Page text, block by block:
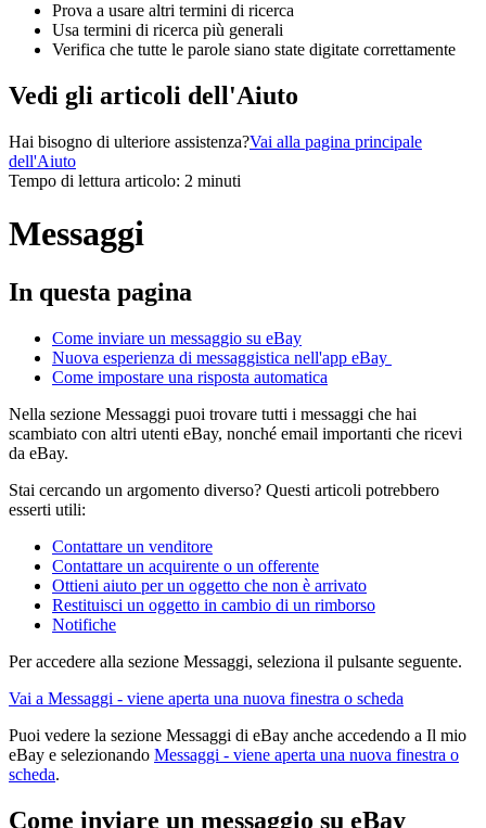
Prova a usare altri termini di ricerca
Usa termini di ricerca più generali
Verifica che tutte le parole siano state digitate correttamente
Vedi gli articoli dell'Aiuto
Hai bisogno di ulteriore assistenza?Vai alla pagina principale
dell'Aiuto
Tempo di lettura articolo: 2 minuti
Messaggi
In questa pagina
Come inviare un messaggio su eBay
Nuova esperienza di messaggistica nell'app eBay
Come impostare una risposta automatica
Nella sezione Messaggi puoi trovare tutti i messaggi che hai
scambiato con altri utenti eBay, nonché email importanti che ricevi
da eBay.
Stai cercando un argomento diverso? Questi articoli potrebbero
esserti utili:
Contattare un venditore
Contattare un acquirente o un offerente
Ottieni aiuto per un oggetto che non è arrivato
Restituisci un oggetto in cambio di un rimborso
Notifiche
Per accedere alla sezione Messaggi, seleziona il pulsante seguente.
Vai a Messaggi - viene aperta una nuova finestra o scheda
Puoi vedere la sezione Messaggi di eBay anche accedendo a Il mio
eBay e selezionando Messaggi - viene aperta una nuova finestra o
scheda.
Come inviare un messaggio su eBay